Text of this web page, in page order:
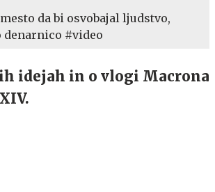
da bi osvobajal ljudstvo,
denarnico #video
idejah in o vlogi Macrona